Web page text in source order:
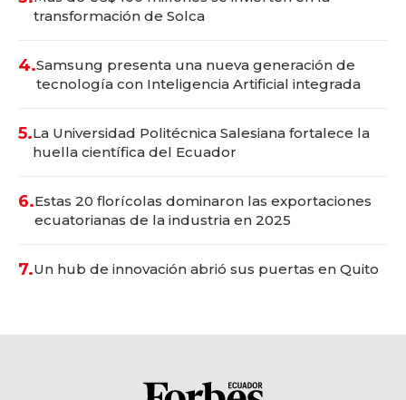
transformación de Solca
4.Samsung presenta una nueva generación de
tecnología con Inteligencia Artificial integrada
5.La Universidad Politécnica Salesiana fortalece la
huella científica del Ecuador
6.Estas 20 florícolas dominaron las exportaciones
ecuatorianas de la industria en 2025
7.Un hub de innovación abrió sus puertas en Quito